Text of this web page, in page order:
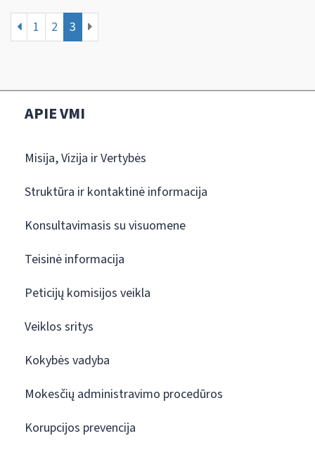
1 2 3
APIE VMI
Misija, Vizija ir Vertybės
Struktūra ir kontaktinė informacija
Konsultavimasis su visuomene
Teisinė informacija
Peticijų komisijos veikla
Veiklos sritys
Kokybės vadyba
Mokesčių administravimo procedūros
Korupcijos prevencija